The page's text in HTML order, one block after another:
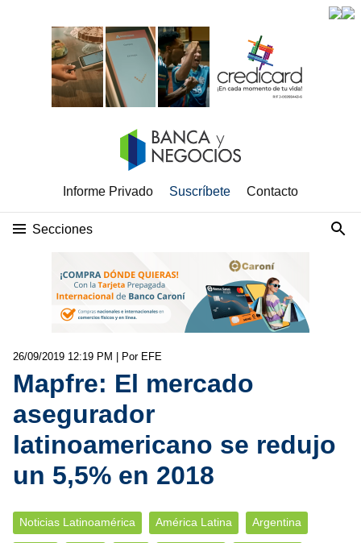
Informe Privado Suscríbete Contacto
Secciones
26/09/2019 12:19 PM | Por EFE
Mapfre: El mercado
asegurador
latinoamericano se redujo
un 5,5% en 2018
Noticias Latinoamérica América Latina Argentina